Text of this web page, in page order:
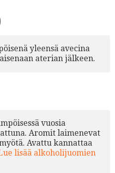
yleensä avecina
aterian jälkeen.
vuosia
Aromit laimenevat
Avattu kannattaa
lisää alkoholijuomien